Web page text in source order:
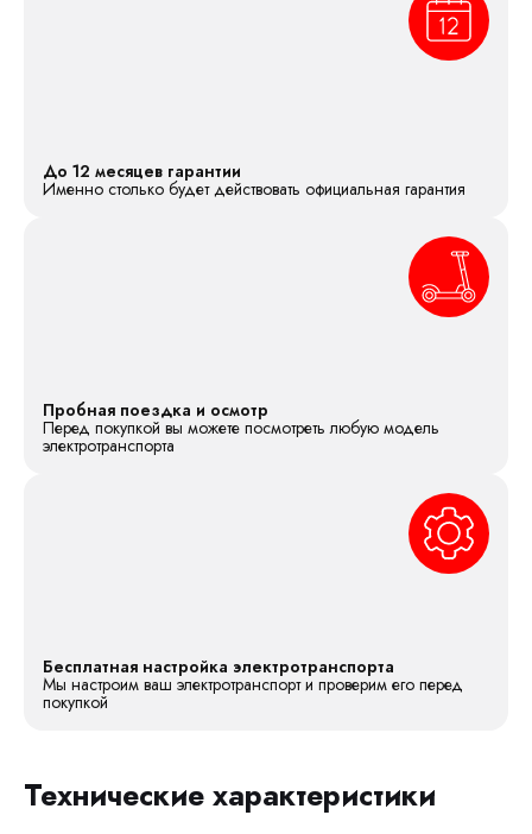
До 12 месяцев гарантии
Именно столько будет действовать официальная гарантия
Пробная поездка и осмотр
Перед покупкой вы можете посмотреть любую модель
электротранспорта
Бесплатная настройка электротранспорта
Мы настроим ваш электротранспорт и проверим его перед
покупкой
Технические характеристики